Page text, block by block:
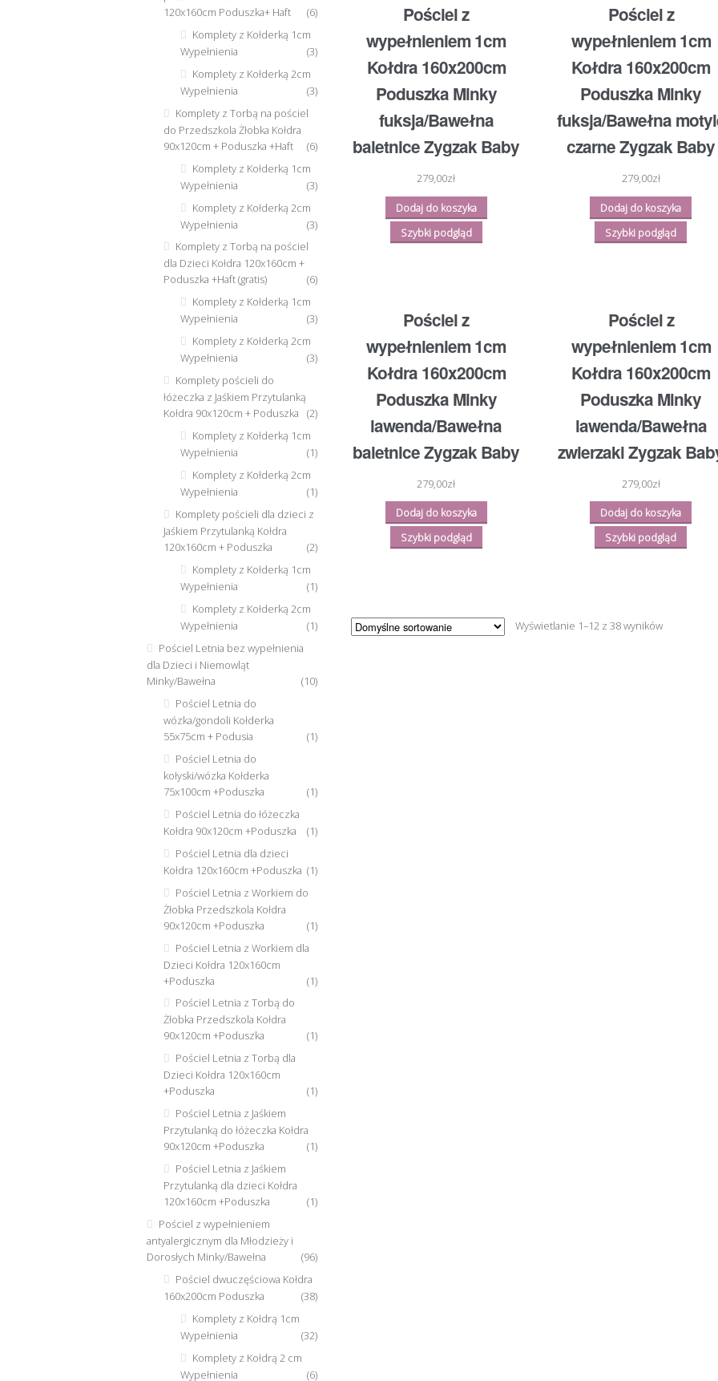
Pościel z
wypełnieniem 1cm
Kołdra 160x200cm
Poduszka Minky
fuksja/Bawełna
baletnice Zygzak Baby
279,00zł
Dodaj do koszyka
Szybki podgląd
Pościel z
wypełnieniem 1cm
Kołdra 160x200cm
Poduszka Minky
fuksja/Bawełna
czarne Zygzak Baby
279,00zł
Dodaj do koszyka
Szybki podgląd
Pościel z
wypełnieniem 1cm
Kołdra 160x200cm
Poduszka Minky
lawenda/Bawełna
baletnice Zygzak Baby
279,00zł
Dodaj do koszyka
Szybki podgląd
Pościel z
wypełnieniem 1cm
Kołdra 160x200cm
Poduszka Minky
lawenda/Bawełna
zwierzaki Zygzak
279,00zł
Dodaj do koszyka
Szybki podgląd
Wyświetlanie 1–12 z 38 wyników
120x160cm Poduszka+ Haft
(6)
Komplety z Kołderką 1cm
Wypełnienia
(3)
Komplety z Kołderką 2cm
Wypełnienia
(3)
Komplety z Torbą na pościel
do Przedszkola Żłobka Kołdra
90x120cm + Poduszka +Haft
(6)
Komplety z Kołderką 1cm
Wypełnienia
(3)
Komplety z Kołderką 2cm
Wypełnienia
(3)
Komplety z Torbą na pościel
dla Dzieci Kołdra 120x160cm +
Poduszka +Haft (gratis)
(6)
Komplety z Kołderką 1cm
Wypełnienia
(3)
Komplety z Kołderką 2cm
Wypełnienia
(3)
Komplety pościeli do
łóżeczka z Jaśkiem Przytulanką
Kołdra 90x120cm + Poduszka
(2)
Komplety z Kołderką 1cm
Wypełnienia
(1)
Komplety z Kołderką 2cm
Wypełnienia
(1)
Komplety pościeli dla dzieci z
Jaśkiem Przytulanką Kołdra
120x160cm + Poduszka
(2)
Komplety z Kołderką 1cm
Wypełnienia
(1)
Komplety z Kołderką 2cm
Wypełnienia
(1)
Pościel Letnia bez wypełnienia
dla Dzieci i Niemowląt
Minky/Bawełna
(10)
Pościel Letnia do
wózka/gondoli Kołderka
55x75cm + Podusia
(1)
Pościel Letnia do
kołyski/wózka Kołderka
75x100cm +Poduszka
(1)
Pościel Letnia do łóżeczka
Kołdra 90x120cm +Poduszka
(1)
Pościel Letnia dla dzieci
Kołdra 120x160cm +Poduszka (1)
Pościel Letnia z Workiem do
Żłobka Przedszkola Kołdra
90x120cm +Poduszka
(1)
Pościel Letnia z Workiem dla
Dzieci Kołdra 120x160cm
+Poduszka
(1)
Pościel Letnia z Torbą do
Żłobka Przedszkola Kołdra
90x120cm +Poduszka
(1)
Pościel Letnia z Torbą dla
Dzieci Kołdra 120x160cm
+Poduszka
(1)
Pościel Letnia z Jaśkiem
Przytulanką do łóżeczka Kołdra
90x120cm +Poduszka
(1)
Pościel Letnia z Jaśkiem
Przytulanką dla dzieci Kołdra
120x160cm +Poduszka
(1)
Pościel z wypełnieniem
antyalergicznym dla Młodzieży i
Dorosłych Minky/Bawełna
(96)
Pościel dwuczęściowa Kołdra
160x200cm Poduszka
(38)
Komplety z Kołdrą 1cm
Wypełnienia
(32)
Komplety z Kołdrą 2 cm
Wypełnienia
(6)